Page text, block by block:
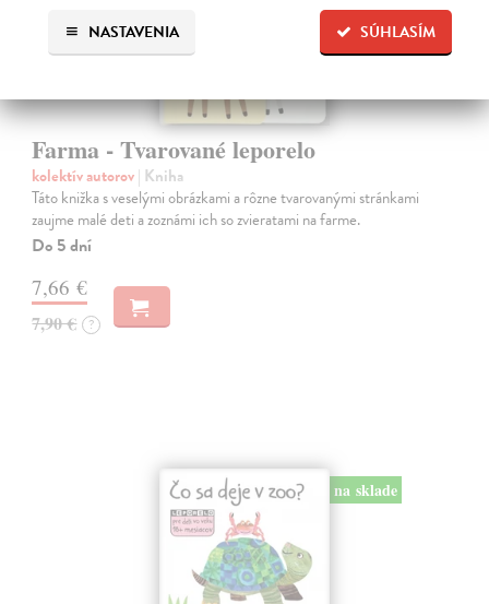
SÚHLASÍM
NASTAVENIA
Farma - Tvarované leporelo
kolektív autorov| Kniha
Táto knižka s veselými obrázkami a rôzne tvarovanými stránkami
zaujme malé deti a zoznámi ich so zvieratami na farme.
Do 5 dní
7,66 €
7,90 € ?
na sklade